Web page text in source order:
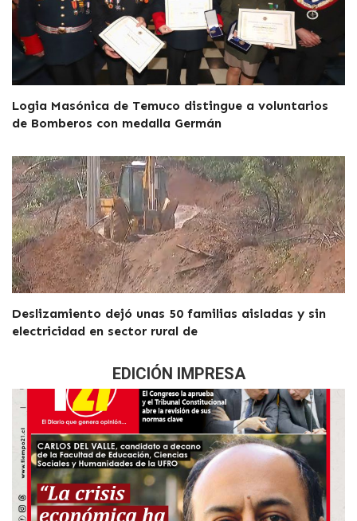
Logia Masónica de Temuco distingue a voluntarios
de Bomberos con medalla Germán
Deslizamiento dejó unas 50 familias aisladas y sin
electricidad en sector rural de
EDICIÓN IMPRESA